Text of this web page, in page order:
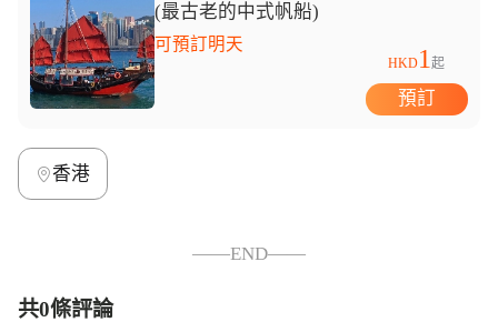
(最古老的中式帆船)
可預訂明天
HKD1起
預訂
香港
——END——
共0條評論